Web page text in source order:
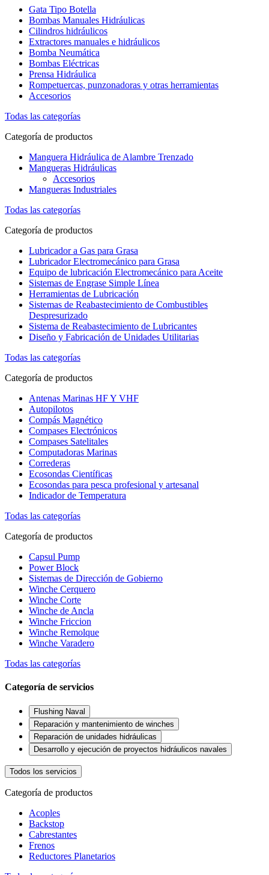
Gata Tipo Botella
Bombas Manuales Hidráulicas
Cilindros hidráulicos
Extractores manuales e hidráulicos
Bomba Neumática
Bombas Eléctricas
Prensa Hidráulica
Rompetuercas, punzonadoras y otras herramientas
Accesorios
Todas las categorías
Categoría de productos
Manguera Hidráulica de Alambre Trenzado
Mangueras Hidráulicas
Accesorios
Mangueras Industriales
Todas las categorías
Categoría de productos
Lubricador a Gas para Grasa
Lubricador Electromecánico para Grasa
Equipo de lubricación Electromecánico para Aceite
Sistemas de Engrase Simple Línea
Herramientas de Lubricación
Sistemas de Reabastecimiento de Combustibles
Despresurizado
Sistema de Reabastecimiento de Lubricantes
Diseño y Fabricación de Unidades Utilitarias
Todas las categorías
Categoría de productos
Antenas Marinas HF Y VHF
Autopilotos
Compás Magnético
Compases Electrónicos
Compases Satelitales
Computadoras Marinas
Correderas
Ecosondas Científicas
Ecosondas para pesca profesional y artesanal
Indicador de Temperatura
Todas las categorías
Categoría de productos
Capsul Pump
Power Block
Sistemas de Dirección de Gobierno
Winche Cerquero
Winche Corte
Winche de Ancla
Winche Friccion
Winche Remolque
Winche Varadero
Todas las categorías
Categoría de servicios
Flushing Naval
Reparación y mantenimiento de winches
Reparación de unidades hidráulicas
Desarrollo y ejecución de proyectos hidráulicos navales
Todos los servicios
Categoría de productos
Acoples
Backstop
Cabrestantes
Frenos
Reductores Planetarios